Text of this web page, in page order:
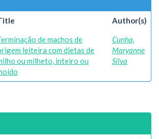
Author(s)
de machos de
leiteira com dietas de
ou milheto, inteiro ou
Cunha,
Maryanne
Silva